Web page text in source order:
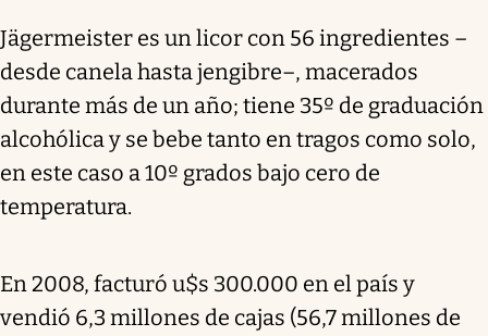
Jägermeister es un licor con 56 ingredientes –
desde canela hasta jengibre–, macerados
durante más de un año; tiene 35º de graduación
alcohólica y se bebe tanto en tragos como solo,
en este caso a 10º grados bajo cero de
temperatura.
En 2008, facturó u$s 300.000 en el país y
vendió 6,3 millones de cajas (56,7 millones de